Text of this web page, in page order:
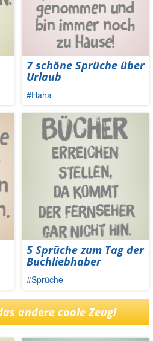
7 schöne Sprüche über
Urlaub
#Haha
5 Sprüche zum Tag der
Buchliebhaber
#Sprüche
andere coole Zeug!